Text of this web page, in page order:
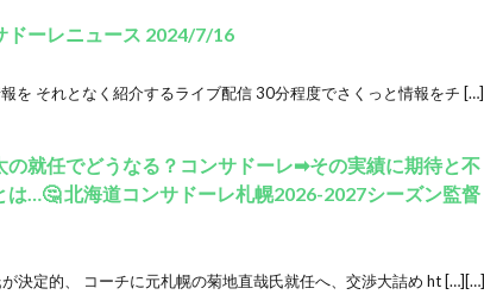
ドーレニュース 2024/7/16
を それとなく紹介するライブ配信 30分程度でさくっと情報をチ […]
の就任でどうなる？コンサドーレ➡︎その実績に期待と不
…🤔 北海道コンサドーレ札幌2026-2027シーズン監督
決定的、 コーチに元札幌の菊地直哉氏就任へ、交渉大詰め ht […][…]